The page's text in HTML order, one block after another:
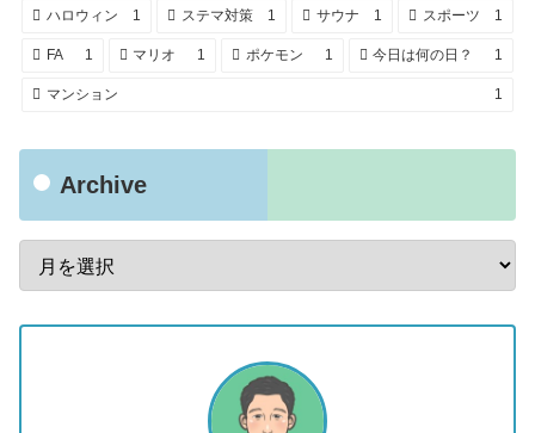
ハロウィン 1 ステマ対策 1 サウナ 1 スポーツ 1
FA 1 マリオ 1 ポケモン 1 今日は何の日？ 1
マンション 1
Archive